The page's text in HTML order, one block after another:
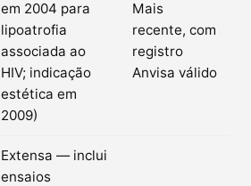
em 2004 para
lipoatrofia
associada ao
HIV; indicação
estética em
2009)
Mais
recente, com
registro
Anvisa válido
Extensa — inclui
ensaios